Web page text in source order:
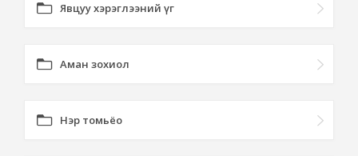
Явцуу хэрэглээний үг
Аман зохиол
Нэр томьёо